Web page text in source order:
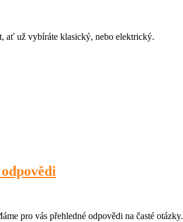
ať už vybíráte klasický, nebo elektrický.
pro vás přehledné odpovědi na časté otázky.